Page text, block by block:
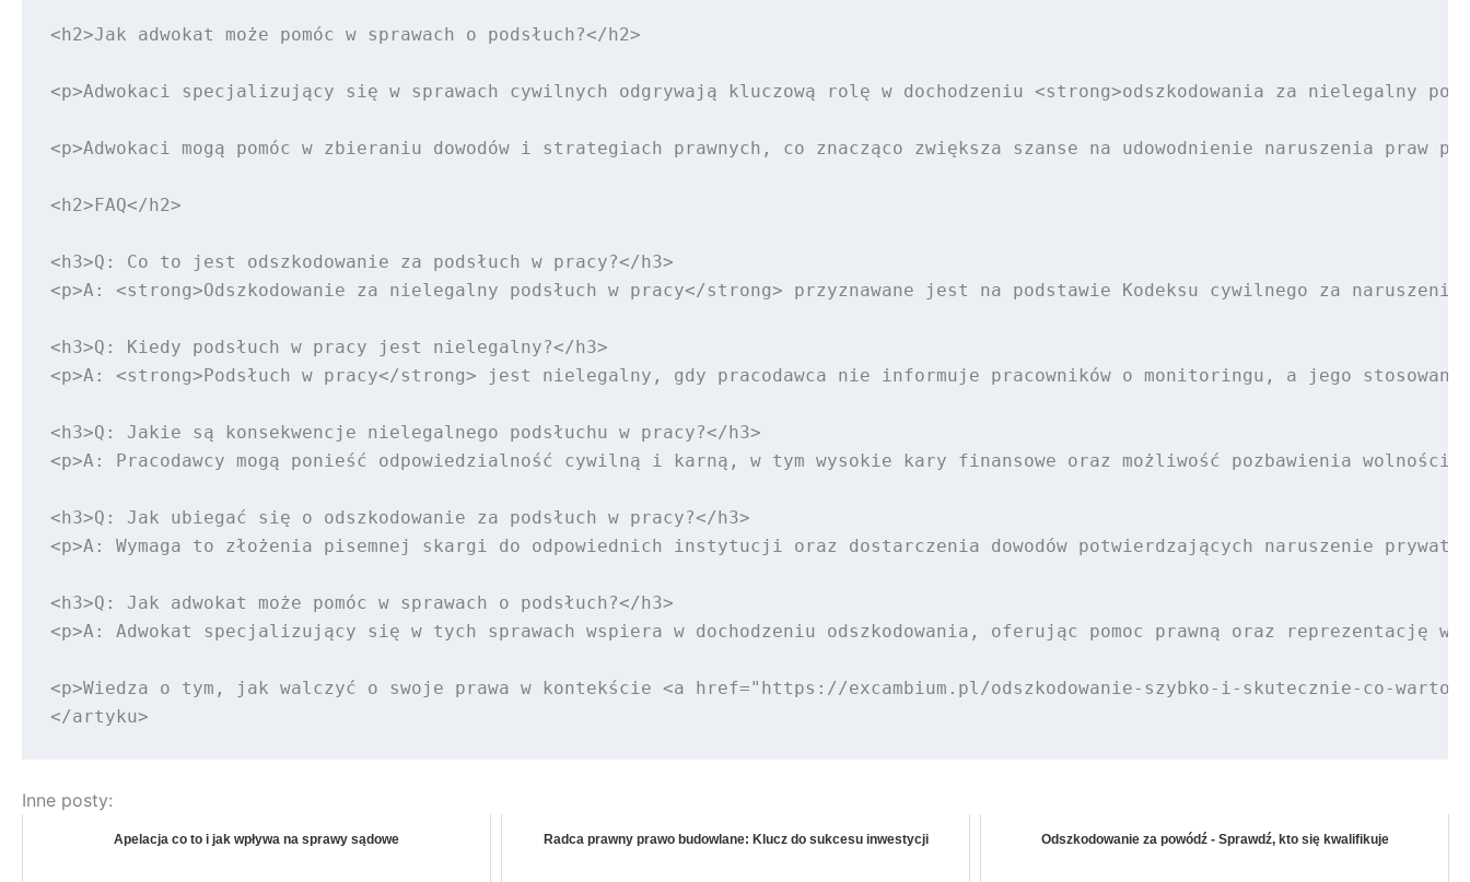
<h2>Jak adwokat może pomóc w sprawach o podsłuch?</h2>
<p>Adwokaci specjalizujący się w sprawach cywilnych odgrywają kluczową rolę w dochodzeniu <strong>odszkodowania za nielegalny
<p>Adwokaci mogą pomóc w zbieraniu dowodów i strategiach prawnych, co znacząco zwiększa szanse na udowodnienie naruszenia
<h2>FAQ</h2>
<h3>Q: Co to jest odszkodowanie za podsłuch w pracy?</h3>
<p>A: <strong>Odszkodowanie za nielegalny podsłuch w pracy</strong> przyznawane jest na podstawie Kodeksu cywilnego za
<h3>Q: Kiedy podsłuch w pracy jest nielegalny?</h3>
<p>A: <strong>Podsłuch w pracy</strong> jest nielegalny, gdy pracodawca nie informuje pracowników o monitoringu, a jego
<h3>Q: Jakie są konsekwencje nielegalnego podsłuchu w pracy?</h3>
<p>A: Pracodawcy mogą ponieść odpowiedzialność cywilną i karną, w tym wysokie kary finansowe oraz możliwość pozbawienia
<h3>Q: Jak ubiegać się o odszkodowanie za podsłuch w pracy?</h3>
<p>A: Wymaga to złożenia pisemnej skargi do odpowiednich instytucji oraz dostarczenia dowodów potwierdzających naruszenie
<h3>Q: Jak adwokat może pomóc w sprawach o podsłuch?</h3>
<p>A: Adwokat specjalizujący się w tych sprawach wspiera w dochodzeniu odszkodowania, oferując pomoc prawną oraz reprezentację
<p>Wiedza o tym, jak walczyć o swoje prawa w kontekście <a href="https://excambium.pl/odszkodowanie-szybko-i-skutecznie-co-
Inne posty:
Apelacja co to i jak wpływa na sprawy sądowe Radca prawny prawo budowlane: Klucz do sukcesu inwestycji Odszkodowanie za powódź - Sprawdź, kto się kwalifikuje